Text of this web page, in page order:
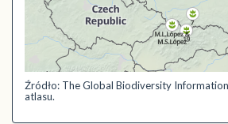
Źródło: The Global Biodiversity
atlasu.